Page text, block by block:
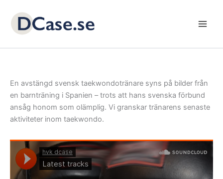
content
En avstängd svensk taekwondotränare syns på bilder från
en barnträning i Spanien – trots att hans svenska förbund
ansåg honom som olämplig. Vi granskar tränarens senaste
aktiviteter inom taekwondo.